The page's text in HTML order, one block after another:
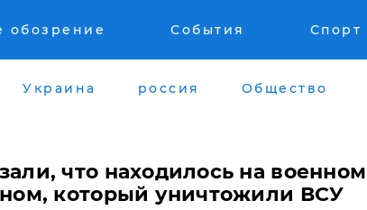
обозрение События Спорт
Украина россия Общество
что находилось на военном
который уничтожили ВСУ